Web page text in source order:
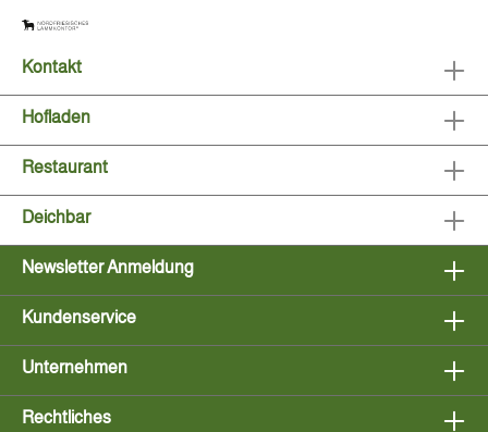
Kontakt
Hofladen
Restaurant
Deichbar
Newsletter Anmeldung
Kundenservice
Unternehmen
Rechtliches